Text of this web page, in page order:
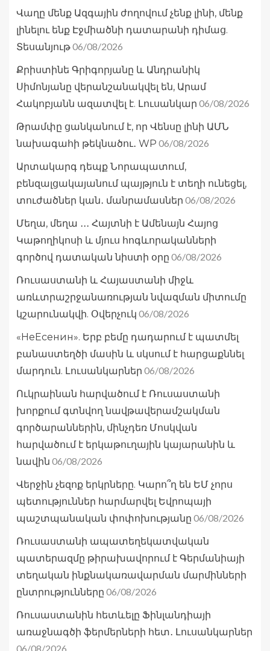
Վաղը մենք Ազգային ժողովում չենք լինի, մենք
լինելու ենք Էջմիածնի դատարանի դիմաց.
Տեսանյութ06/08/2026
Քրիստինե Գրիգորյանը և Անդրանիկ
Սիմոնյանը վերանշանակվել են, Արամ
Հակոբյանն ազատվել է. Լուսանկար 06/08/2026
Թրամփը ցանկանում է, որ Վենսը լինի ԱՄՆ
նախագահի թեկնածու․ WP 06/08/2026
Արտակարգ դեպք Նորապատում,
բենզալցակայանում պայթյուն է տեղի ունեցել,
տուժածներ կան․ մանրամասներ 06/08/2026
Մեղա, մեղա ․․․ Հայտնի է Ամենայն Հայոց
Կաթողիկոսի և մյուս հոգևորականների
գործով դատական նիստի օրը 06/08/2026
Ռուսաստանի և Հայաստանի միջև
առևտրաշրջանառության նվազման միտումը
կշարունակվի. Օվերչուկ 06/08/2026
«НеЕсенин». Երբ բեմը դադարում է պատմել
բանաստեղծի մասին և սկսում է հարցաքննել
մարդուն. Լուսանկարներ 06/08/2026
Ուկրաինան հարվածում է Ռուսաստանի
խորքում գտնվող նավթավերամշակման
գործարաններին, մինչդեռ Մոսկվան
հարվածում է երկաթուղային կայարանին և
նավին 06/08/2026
Վերջին չեզոք երկրները. Կարո՞ղ են ԵՄ չորս
պետություններ հարմարվել Եվրոպայի
պաշտպանական փոփոխությանը 06/08/2026
Ռուսաստանի ապատեղեկատվական
պատերազմը թիրախավորում է Գերմանիայի
տեղական ինքնակառավարման մարմինների
ընտրությունները 06/08/2026
Ռուսաստանին հետևելը Ֆինլանդիայի
առաջնագծի ֆերմերների հետ․ Լուսանկարներ
06/08/2026